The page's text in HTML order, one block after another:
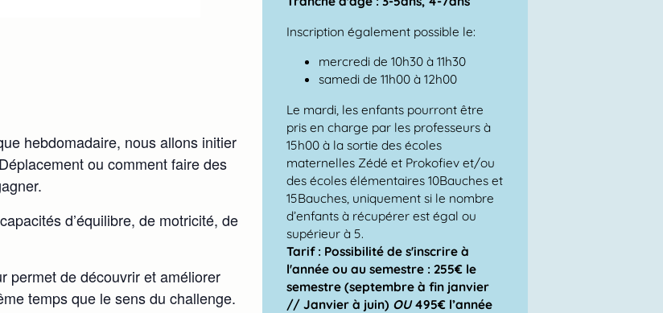
hebdomadaire, nous allons initier
ou comment faire des
d’équilibre, de motricité, de
permet de découvrir et améliorer
temps que le sens du challenge.
Inscription également possible le:
mercredi de 10h30 à 11h30
samedi de 11h00 à 12h00
Le mardi, les enfants pourront être
pris en charge par les professeurs à
15h00 à la sortie des écoles
maternelles Zédé et Prokofiev et/ou
des écoles élémentaires 10Bauches et
15Bauches, uniquement si le nombre
d’enfants à récupérer est égal ou
supérieur à 5.
Tarif : Possibilité de s'inscrire à
l'année ou au semestre : 255€ le
semestre (septembre à fin janvier
// Janvier à juin) OU495€ l’année